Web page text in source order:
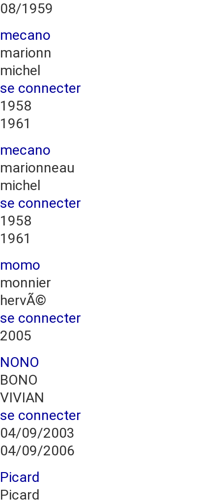
08/1959
mecano
marionn
michel
se connecter
1958
1961
mecano
marionneau
michel
se connecter
1958
1961
momo
monnier
hervÃ©
se connecter
2005
NONO
BONO
VIVIAN
se connecter
04/09/2003
04/09/2006
Picard
Picard